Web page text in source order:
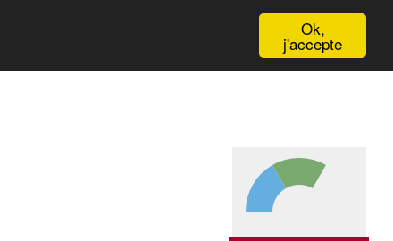
Ok,
j'accepte